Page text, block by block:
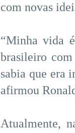
com novas
“Minha vida
brasileiro
sabia que era
afirmou
Atualmente,